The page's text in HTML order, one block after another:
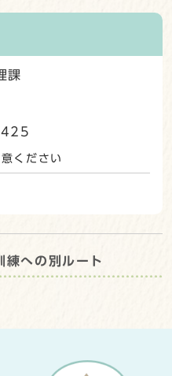
課
ください
練への別ルート